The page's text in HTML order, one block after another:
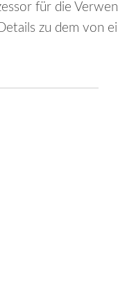
für die
zu dem von